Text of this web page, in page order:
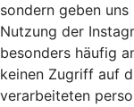
sondern geben
Nutzung der
besonders häufig
keinen Zugriff auf
verarbeiteten